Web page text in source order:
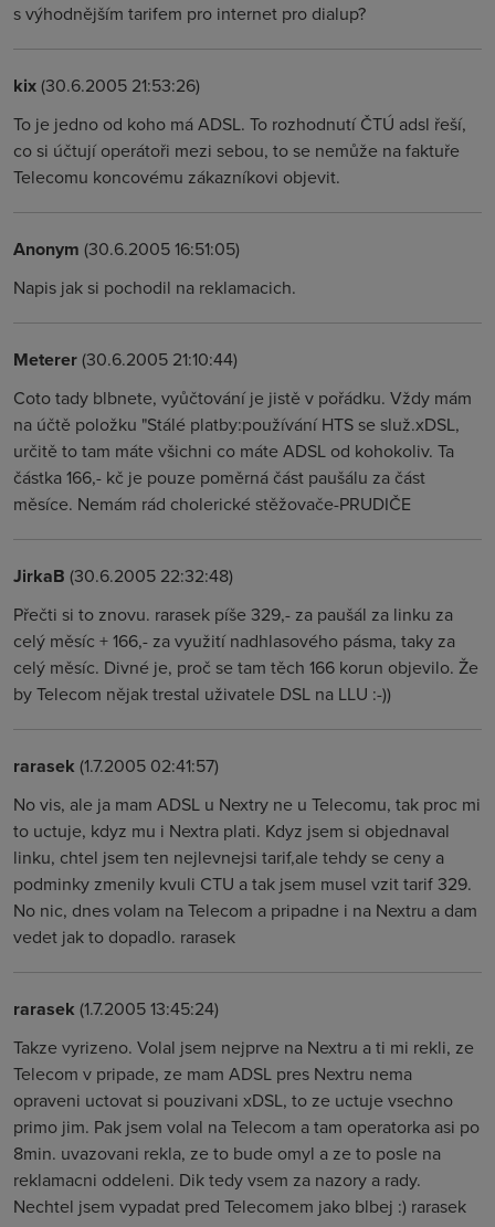
s výhodnějším tarifem pro internet pro dialup?
kix(30.6.2005 21:53:26)
To je jedno od koho má ADSL. To rozhodnutí ČTÚ adsl řeší,
co si účtují operátoři mezi sebou, to se nemůže na faktuře
Telecomu koncovému zákazníkovi objevit.
Anonym (30.6.2005 16:51:05)
Napis jak si pochodil na reklamacich.
Meterer(30.6.2005 21:10:44)
Coto tady blbnete, vyůčtování je jistě v pořádku. Vždy mám
na účtě položku "Stálé platby:používání HTS se služ.xDSL,
určitě to tam máte všichni co máte ADSL od kohokoliv. Ta
částka 166,- kč je pouze poměrná část paušálu za část
měsíce. Nemám rád cholerické stěžovače-PRUDIČE
JirkaB (30.6.2005 22:32:48)
Přečti si to znovu. rarasek píše 329,- za paušál za linku za
celý měsíc + 166,- za využití nadhlasového pásma, taky za
celý měsíc. Divné je, proč se tam těch 166 korun objevilo. Že
by Telecom nějak trestal uživatele DSL na LLU :-))
rarasek (1.7.2005 02:41:57)
No vis, ale ja mam ADSL u Nextry ne u Telecomu, tak proc mi
to uctuje, kdyz mu i Nextra plati. Kdyz jsem si objednaval
linku, chtel jsem ten nejlevnejsi tarif,ale tehdy se ceny a
podminky zmenily kvuli CTU a tak jsem musel vzit tarif 329.
No nic, dnes volam na Telecom a pripadne i na Nextru a dam
vedet jak to dopadlo. rarasek
rarasek (1.7.2005 13:45:24)
Takze vyrizeno. Volal jsem nejprve na Nextru a ti mi rekli, ze
Telecom v pripade, ze mam ADSL pres Nextru nema
opraveni uctovat si pouzivani xDSL, to ze uctuje vsechno
primo jim. Pak jsem volal na Telecom a tam operatorka asi po
8min. uvazovani rekla, ze to bude omyl a ze to posle na
reklamacni oddeleni. Dik tedy vsem za nazory a rady.
Nechtel jsem vypadat pred Telecomem jako blbej :) rarasek